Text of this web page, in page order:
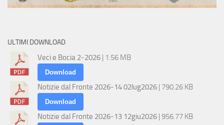
ULTIMI DOWNLOAD
Veci e Bocia 2-2026 | 1.56 MB
Download
Notizie dal Fronte 2026-14 02lug2026 | 790.26 KB
Download
Notizie dal Fronte 2026-13 12giu2026 | 956.77 KB